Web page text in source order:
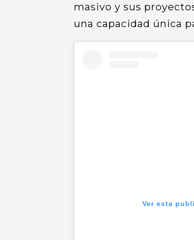
masivo y sus
una capacidad única
Ver esta